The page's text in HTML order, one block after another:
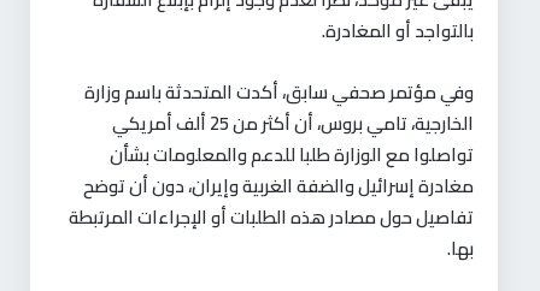
بالتواجد أو المغادرة.
وفي مؤتمر صحفي سابق، أكدت المتحدثة باسم وزارة
الخارجية، تامي بروس، أن أكثر من 25 ألف أمريكي
تواصلوا مع الوزارة طلبا للدعم والمعلومات بشأن
مغادرة إسرائيل والضفة الغربية وإيران، دون أن توضح
تفاصيل حول مصادر هذه الطلبات أو الإجراءات المرتبطة
بها.